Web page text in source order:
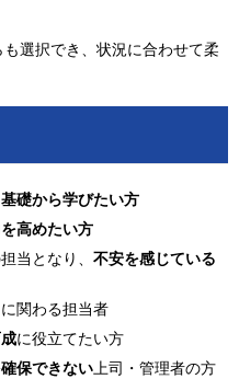
選択でき、状況に合わせて柔
基礎から学びたい方
高めたい方
当となり、不安を感じている
に関わる担当者
に役立てたい方
保できない 上司・管理者の方